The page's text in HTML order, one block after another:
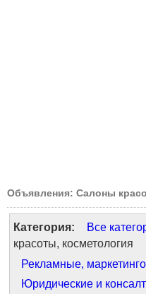
Объявления: Салоны
Категория: Все
красоты, косметология
Рекламные,
Юридические и